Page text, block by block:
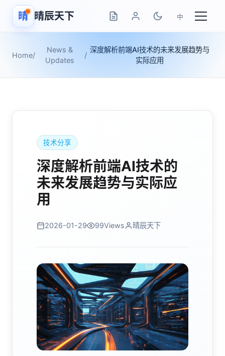
晴 晴辰天下 中
Home/
News &
Updates
/
深度解析前端AI技术的未来发展趋势与
实际应用
技术分享
深度解析前端AI技术的
未来发展趋势与实际应
用
2026-01-29 99Views 晴辰天下